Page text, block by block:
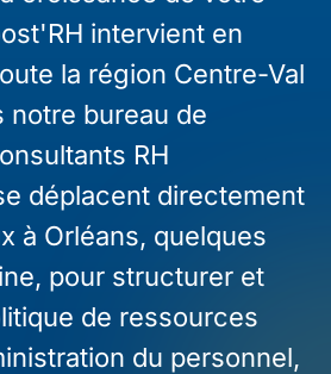
intervient en
la région Centre-Val
notre bureau de
RH
déplacent directement
à Orléans, quelques
pour structurer et
de ressources
du personnel,